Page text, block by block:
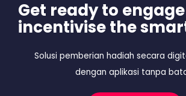
Get ready to
incentivise the
Solusi pemberian hadiah secara
dengan aplikasi tanpa